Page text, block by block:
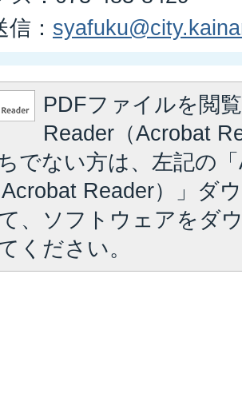
：
PDFファイルを閲
Reader（Acrobat
でない方は、左記の
Reader）」ダ
、ソフトウェアをダ
ください。